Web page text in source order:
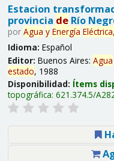
Estacion
provincia deRío
por Agua y Energía Eléctrica,
Idioma: Español
Editor: Buenos Aires: Agua
estado, 1988
Disponibilidad: Ítems
topográfica: 621.374.5/